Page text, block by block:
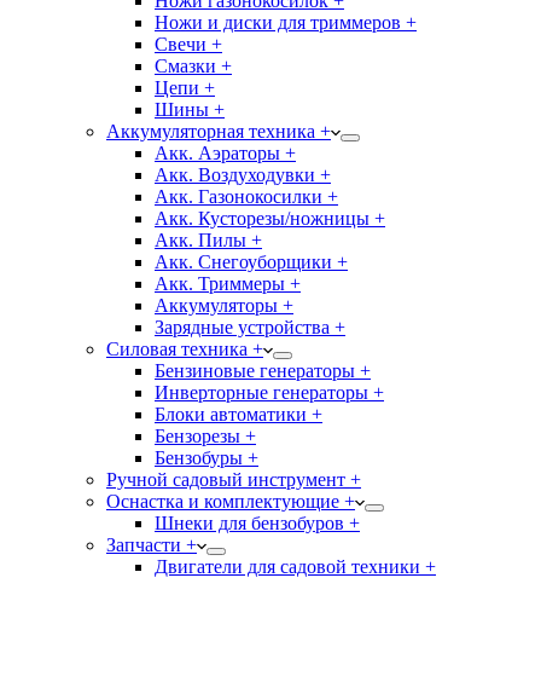
Ножи и диски для триммеров +
Свечи +
Смазки +
Цепи +
Шины +
Аккумуляторная техника +
Акк. Аэраторы +
Акк. Воздуходувки +
Акк. Газонокосилки +
Акк. Кусторезы/ножницы +
Акк. Пилы +
Акк. Снегоуборщики +
Акк. Триммеры +
Аккумуляторы +
Зарядные устройства +
Силовая техника +
Бензиновые генераторы +
Инверторные генераторы +
Блоки автоматики +
Бензорезы +
Бензобуры +
Ручной садовый инструмент +
Оснастка и комплектующие +
Шнеки для бензобуров +
Запчасти +
Двигатели для садовой техники +